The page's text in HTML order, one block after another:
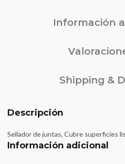
Información
Shipping &
Descripción
Sellador de juntas, Cubre superficies
Información adicional